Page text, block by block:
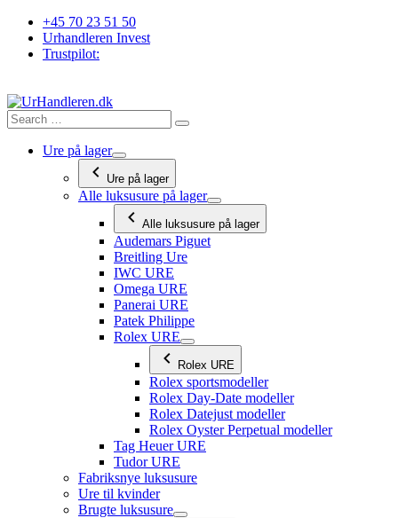
Videre
indhold
+45 70 23 51 50
Urhandleren Invest
Trustpilot:
Ure på lager
Ure på lager
Alle luksusure på lager
Alle luksusure på lager
Audemars Piguet
Breitling Ure
IWC URE
Omega URE
Panerai URE
Patek Philippe
Rolex URE
Rolex URE
Rolex sportsmodeller
Rolex Day-Date modeller
Rolex Datejust modeller
Rolex Oyster Perpetual modeller
Tag Heuer URE
Tudor URE
Fabriksnye luksusure
Ure til kvinder
Brugte luksusure